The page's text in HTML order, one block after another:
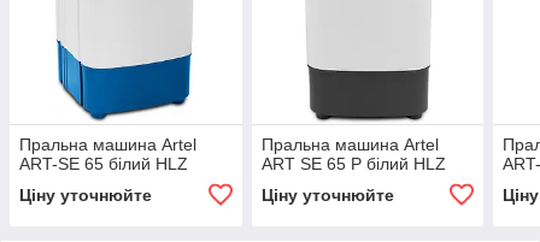
Пральна машина Artel
ART-SE 65 білий HLZ
Ціну уточнюйте
Пральна машина Artel
ART SE 65 P білий HLZ
Ціну уточнюйте